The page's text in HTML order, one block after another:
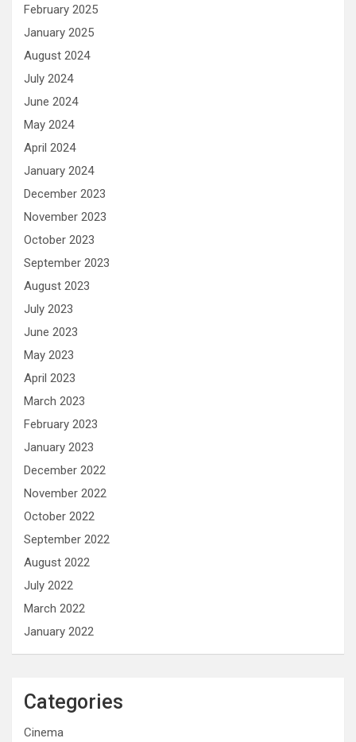
February 2025
January 2025
August 2024
July 2024
June 2024
May 2024
April 2024
January 2024
December 2023
November 2023
October 2023
September 2023
August 2023
July 2023
June 2023
May 2023
April 2023
March 2023
February 2023
January 2023
December 2022
November 2022
October 2022
September 2022
August 2022
July 2022
March 2022
January 2022
Categories
Cinema